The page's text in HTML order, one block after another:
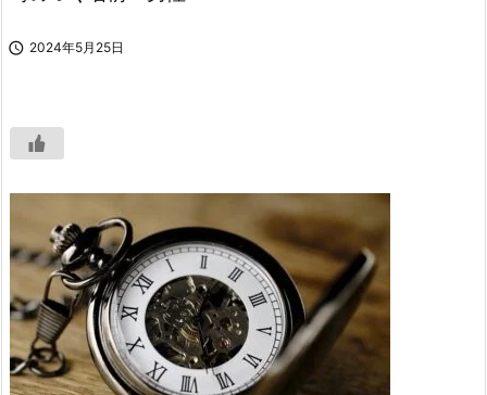
 2024年5月25日